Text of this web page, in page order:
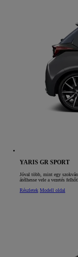
YARIS GR SPORT
Jóval több, mint egy
átélhesse vele a vezetés
Részletek Modell oldal